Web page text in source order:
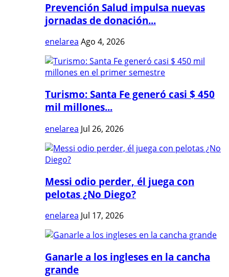
Prevención Salud impulsa nuevas
jornadas de donación...
enelarea Ago 4, 2026
Turismo: Santa Fe generó casi $ 450
mil millones...
enelarea Jul 26, 2026
Messi odio perder, él juega con
pelotas ¿No Diego?
enelarea Jul 17, 2026
Ganarle a los ingleses en la cancha
grande